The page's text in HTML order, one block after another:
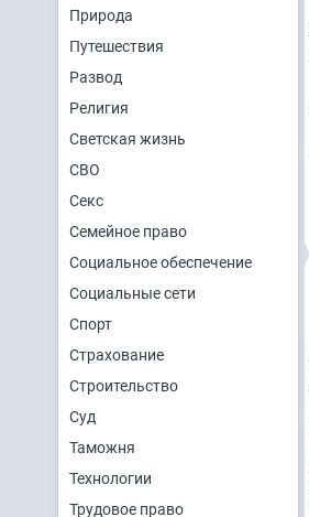
Природа
Путешествия
Развод
Религия
Светская жизнь
СВО
Секс
Семейное право
Социальное обеспечение
Социальные сети
Спорт
Страхование
Строительство
Суд
Таможня
Технологии
Трудовое право